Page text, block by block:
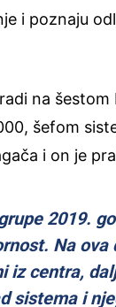
i poznaju
na
šefom
i on je
2019.
Na
iz centra,
sistema i